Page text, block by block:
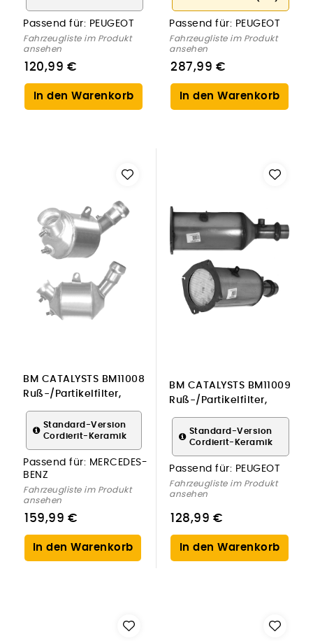
Passend für: PEUGEOT
Fahrzeugliste im Produkt
ansehen
120,99 €
In den Warenkorb
Passend für: PEUGEOT
Fahrzeugliste im Produkt
ansehen
287,99 €
In den Warenkorb
BM CATALYSTS BM11008
Ruß-/Partikelfilter,
Abgasanlage für
MERCEDES-BENZ
Standard-Version
Cordierit-Keramik
Passend für: MERCEDES-
BENZ
Fahrzeugliste im Produkt
ansehen
159,99 €
In den Warenkorb
BM CATALYSTS BM11009
Ruß-/Partikelfilter,
Abgasanlage für
PEUGEOT
Standard-Version
Cordierit-Keramik
Passend für: PEUGEOT
Fahrzeugliste im Produkt
ansehen
128,99 €
In den Warenkorb